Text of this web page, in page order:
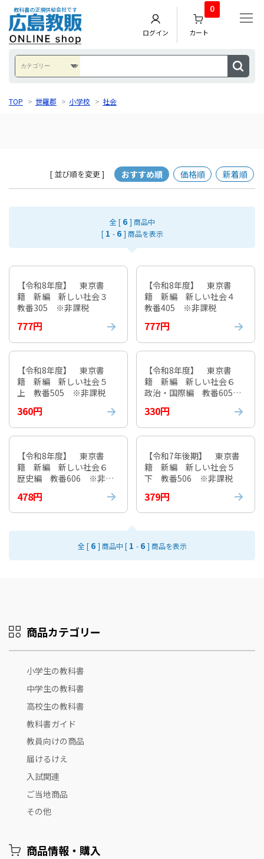
教科書の正規供給会社です
ログイン カート
0
TOP > 世羅郡 > 小学校 > 社会
[ 並び順を変更 ] おすすめ順 価格順 新着順
全 [ 6 ] 商品中
[ 1 - 6 ] 商品を表示
【令和8年度】 東京書
籍 新編 新しい社会３
教番305 ※非課税
777円
【令和8年度】 東京書
籍 新編 新しい社会４
教番405 ※非課税
777円
【令和8年度】 東京書
籍 新編 新しい社会５
上 教番505 ※非課税
360円
【令和8年度】 東京書
籍 新編 新しい社会６
政治・国際編 教番605
330円
【令和8年度】 東京書
籍 新編 新しい社会６
歴史編 教番606 ※非課
478円
【令和7年後期】 東京書
籍 新編 新しい社会５
下 教番506 ※非課税
379円
全 [ 6 ] 商品中 [ 1 - 6 ] 商品を表示
商品カテゴリー
小学生の教科書
中学生の教科書
高校生の教科書
教科書ガイド
教員向けの商品
届けるけえ
入試関連
ご当地商品
その他
商品情報・購入